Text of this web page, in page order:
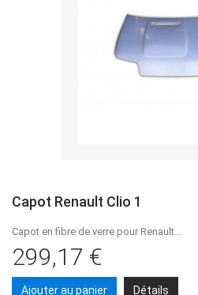
Capot Renault Clio 1
Capot en fibre de verre pour Renault...
299,17 €
Ajouter au panier Détails